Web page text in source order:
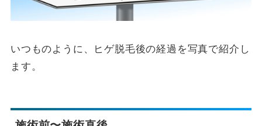
いつものように、ヒゲ脱毛後の経過を写真で紹介し
ます。